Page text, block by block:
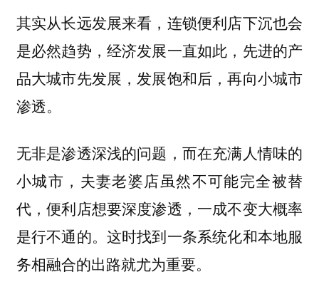
其实从长远发展来看，连锁便利店下沉也会
是必然趋势，经济发展一直如此，先进的产
品大城市先发展，发展饱和后，再向小城市
渗透。
无非是渗透深浅的问题，而在充满人情味的
小城市，夫妻老婆店虽然不可能完全被替
代，便利店想要深度渗透，一成不变大概率
是行不通的。这时找到一条系统化和本地服
务相融合的出路就尤为重要。